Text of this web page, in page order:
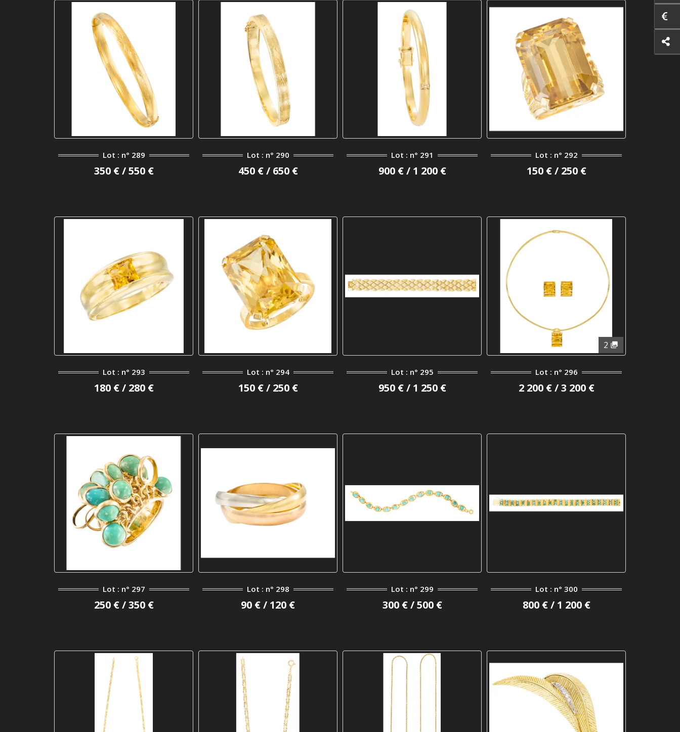
Lot : n° 289
350 € / 550 €
Lot : n° 290
450 € / 650 €
Lot : n° 291
900 € / 1 200 €
Lot : n° 292
150 € / 250 €
Lot : n° 293
180 € / 280 €
Lot : n° 294
150 € / 250 €
Lot : n° 295
950 € / 1 250 €
2
Lot : n° 296
2 200 € / 3 200 €
Lot : n° 297
250 € / 350 €
Lot : n° 298
90 € / 120 €
Lot : n° 299
300 € / 500 €
Lot : n° 300
800 € / 1 200 €